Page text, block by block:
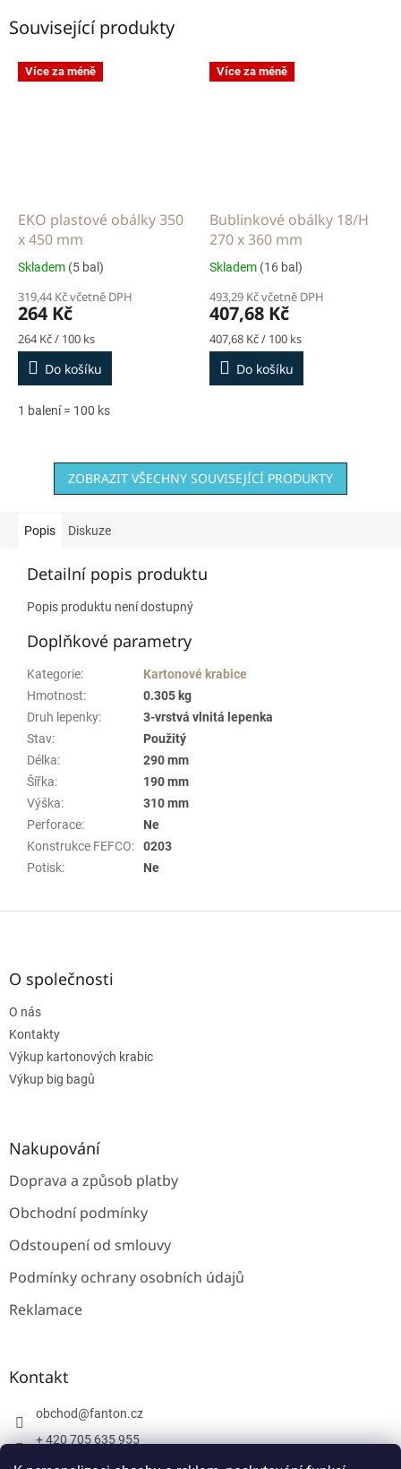
Související produkty
Více za méně
EKO plastové obálky 350
x 450 mm
Skladem (5 bal)
319,44 Kč včetně DPH
264 Kč
Měrná
cena:
264 Kč / 100 ks
Do košíku
1 balení = 100 ks
Více za méně
Bublinkové obálky 18/H
270 x 360 mm
Skladem (16 bal)
493,29 Kč včetně DPH
407,68 Kč
Měrná
cena:
407,68 Kč / 100 ks
Do košíku
ZOBRAZIT VŠECHNY SOUVISEJÍCÍ PRODUKTY
Popis Diskuze
Detailní popis produktu
Popis produktu není dostupný
Doplňkové parametry
Kategorie:
Kartonové krabice
Hmotnost:
0.305 kg
Druh lepenky:
3-vrstvá vlnitá lepenka
Stav:
Použitý
Délka:
290 mm
Šířka:
190 mm
Výška:
310 mm
Perforace:
Ne
Konstrukce FEFCO:
0203
Potisk: Ne
Z
O společnosti
O nás
Kontakty
Výkup kartonových krabic
Výkup big bagů
Nakupování
Doprava a způsob platby
Obchodní podmínky
Odstoupení od smlouvy
Podmínky ochrany osobních údajů
Reklamace
Kontakt
obchod@fanton.cz
+ 420 705 635 955
+ 420 705 635 951